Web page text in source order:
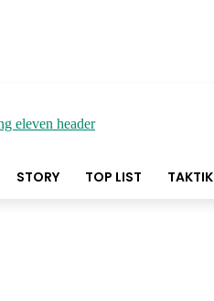
STORY TOP LIST TAKTIK